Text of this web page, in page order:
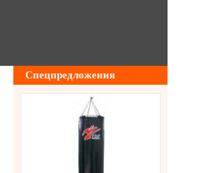
Спецпредложения